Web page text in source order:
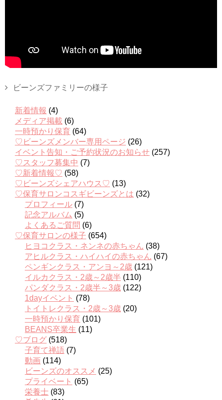
ビーンズファミリーの様子
新着情報 (4)
メディア掲載 (6)
一時預かり保育 (64)
♡ビーンズメンバー専用ページ (26)
イベント告知・ご予約状況のお知らせ (257)
♡スタッフ募集中 (7)
♡新着情報♡ (58)
♡ビーンズシェアハウス♡ (13)
♡保育サロンコスギビーンズとは (32)
プロフィール (7)
記念アルバム (5)
よくあるご質問 (6)
♡保育サロンの様子 (654)
ヒヨコクラス・ネンネの赤ちゃん (38)
アヒルクラス・ハイハイの赤ちゃん (67)
ペンギンクラス・アンヨ～2歳 (121)
イルカクラス・2歳～2歳半 (110)
パンダクラス・2歳半～3歳 (122)
1dayイベント (78)
トイトレクラス・2歳～3歳 (20)
一時預かり保育 (101)
BEANS卒業生 (11)
♡ブログ (518)
子育て禅語 (7)
動画 (114)
ビーンズのオススメ (25)
プライベート (65)
栄養士 (83)